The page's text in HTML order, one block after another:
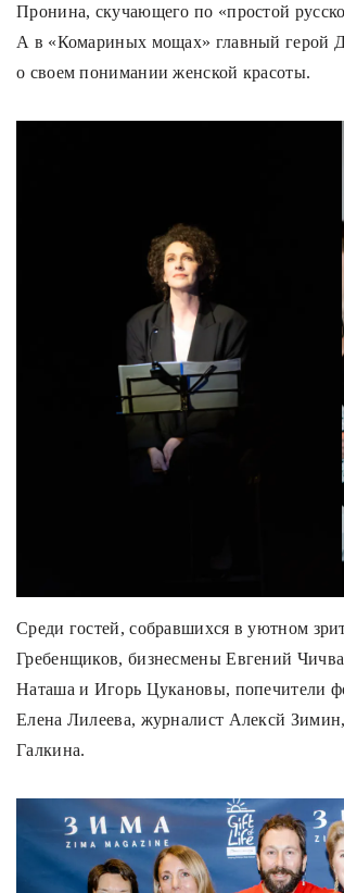
Пронина, скучающего по «простой
А в «Комариных мощах» главный герой
о своем понимании женской красоты.
Среди гостей, собравшихся в уютном
Гребенщиков, бизнесмены Евгений
Наташа и Игорь Цукановы, попечители
Елена Лилеева, журналист Алексй
Галкина.